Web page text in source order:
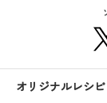
オリジナルレシピ